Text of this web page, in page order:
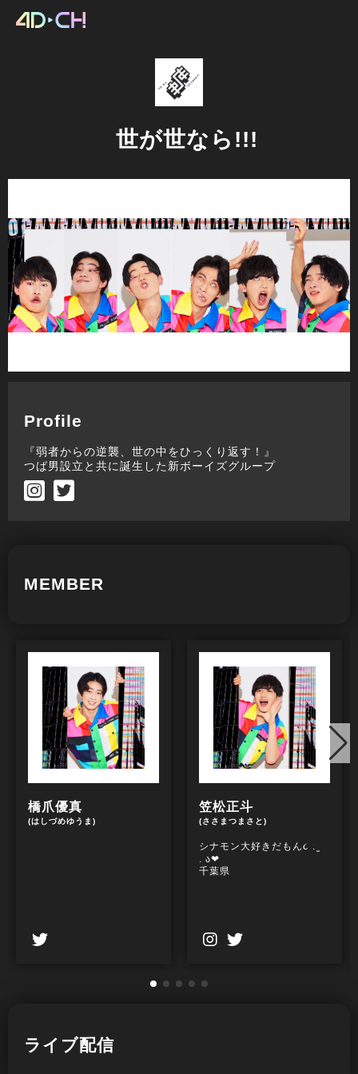
世が世なら!!!
Profile
『弱者からの逆襲、世の中をひっくり返す！』
つば男設立と共に誕生した新ボーイズグループ
MEMBER
橋爪優真
(はしづめゆうま)
笠松正斗
(ささまつまさと)
シナモン大好きだもん૮ . ̫
. ა❤︎
千葉県
ライブ配信